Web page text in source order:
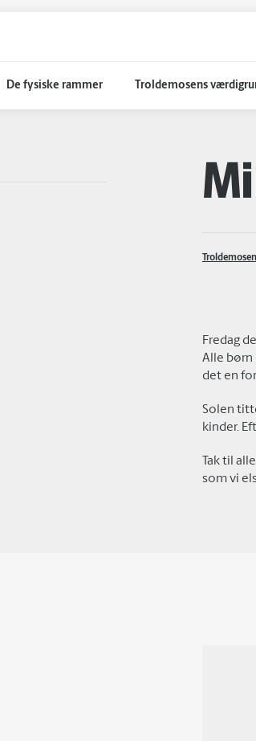
De fysiske rammer Troldemosens
Troldemosen
Fredag
Alle børn
det en
Solen
kinder.
Tak til
som vi